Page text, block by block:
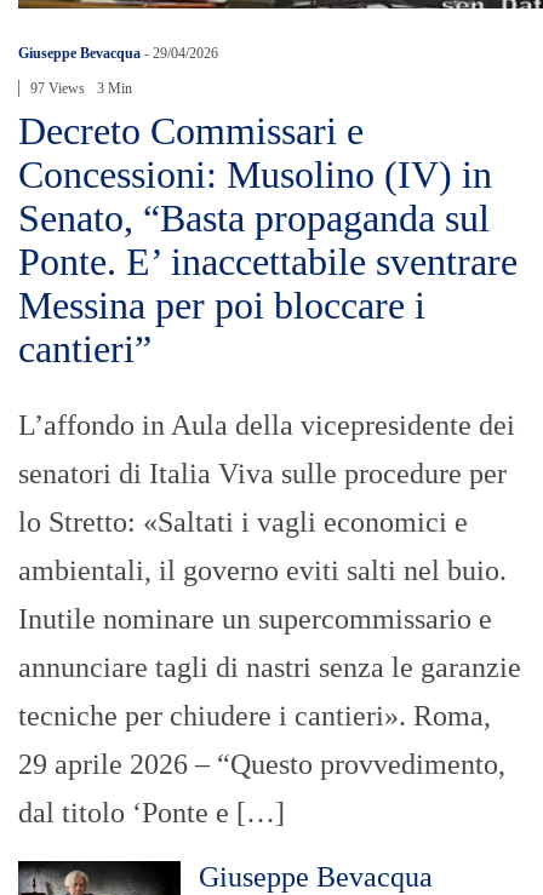
Giuseppe Bevacqua - 29/04/2026
97 Views 3 Min
Decreto Commissari e
Concessioni: Musolino (IV) in
Senato, “Basta propaganda sul
Ponte. E’ inaccettabile sventrare
Messina per poi bloccare i
cantieri”
L’affondo in Aula della vicepresidente dei
senatori di Italia Viva sulle procedure per
lo Stretto: «Saltati i vagli economici e
ambientali, il governo eviti salti nel buio.
Inutile nominare un supercommissario e
annunciare tagli di nastri senza le garanzie
tecniche per chiudere i cantieri». Roma,
29 aprile 2026 – “Questo provvedimento,
dal titolo ‘Ponte e […]
Giuseppe Bevacqua